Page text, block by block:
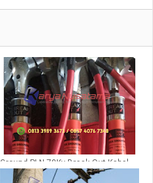
Ground PLN 70Kv Break Out Kabel
AF25SQM